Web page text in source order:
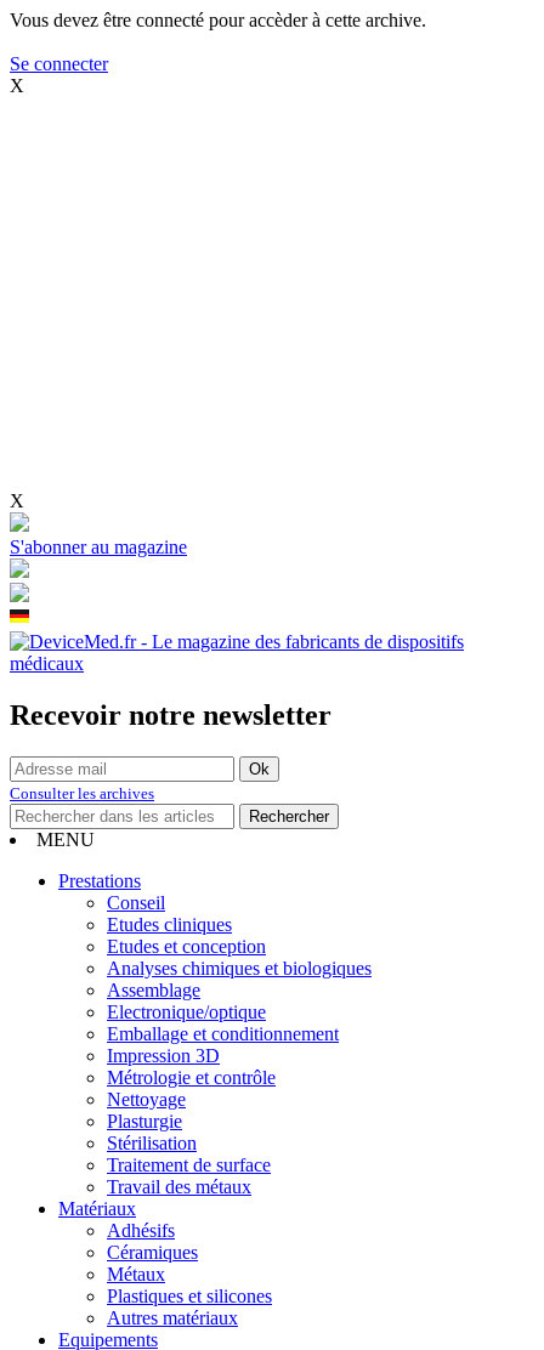
Vous devez être connecté pour accèder à cette archive.
Se connecter
X
X
S'abonner au magazine
Recevoir notre newsletter
Consulter les archives
MENU
Prestations
Conseil
Etudes cliniques
Etudes et conception
Analyses chimiques et biologiques
Assemblage
Electronique/optique
Emballage et conditionnement
Impression 3D
Métrologie et contrôle
Nettoyage
Plasturgie
Stérilisation
Traitement de surface
Travail des métaux
Matériaux
Adhésifs
Céramiques
Métaux
Plastiques et silicones
Autres matériaux
Equipements